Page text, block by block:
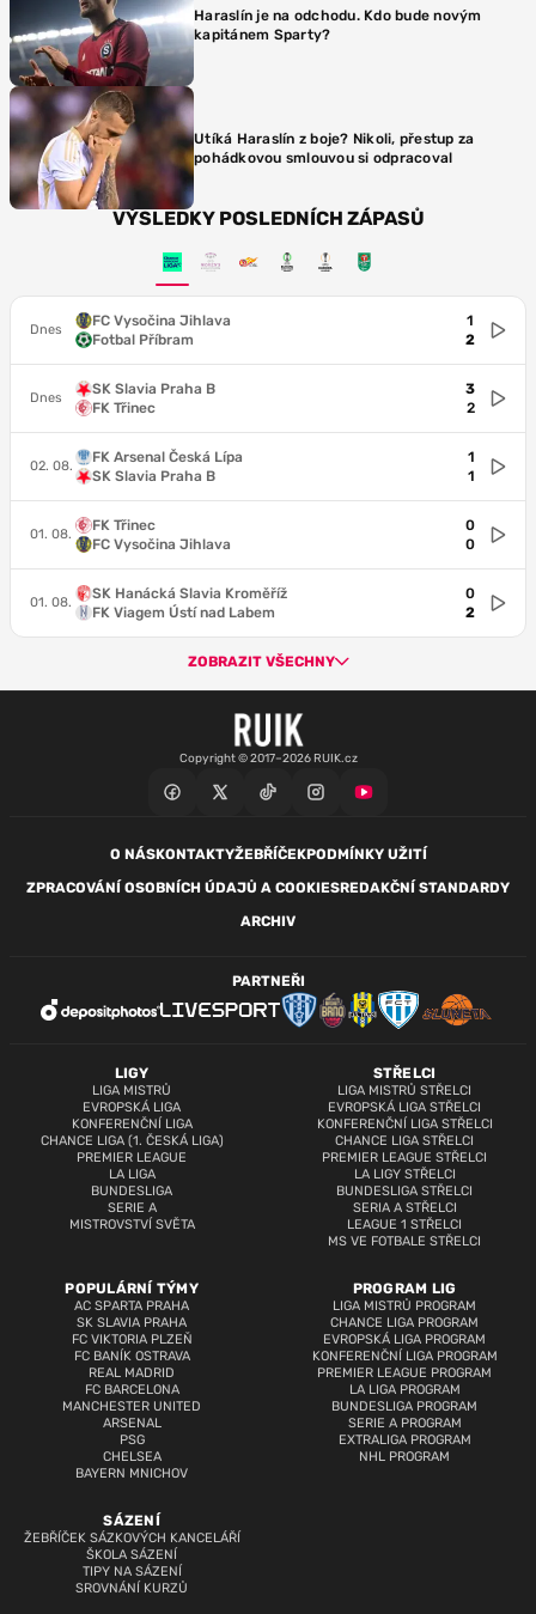
Haraslín je na odchodu. Kdo bude novým
kapitánem Sparty?
Utíká Haraslín z boje? Nikoli, přestup za
pohádkovou smlouvou si odpracoval
VÝSLEDKY POSLEDNÍCH ZÁPASŮ
Dnes
FC Vysočina Jihlava
Fotbal Příbram
1
2
Dnes
SK Slavia Praha B
FK Třinec
3
2
02. 08.
FK Arsenal Česká Lípa
SK Slavia Praha B
1
1
01. 08.
FK Třinec
FC Vysočina Jihlava
0
0
01. 08.
SK Hanácká Slavia Kroměříž
FK Viagem Ústí nad Labem
0
2
ZOBRAZIT VŠECHNY
Copyright © 2017–2026 RUIK.cz
O NÁSKONTAKTYŽEBŘÍČEKPODMÍNKY UŽITÍ
ZPRACOVÁNÍ OSOBNÍCH ÚDAJŮ A COOKIESREDAKČNÍ STANDARDY
ARCHIV
LIGY
LIGA MISTRŮ
EVROPSKÁ LIGA
KONFERENČNÍ LIGA
CHANCE LIGA (1. ČESKÁ LIGA)
PREMIER LEAGUE
LA LIGA
BUNDESLIGA
SERIE A
MISTROVSTVÍ SVĚTA
STŘELCI
LIGA MISTRŮ STŘELCI
EVROPSKÁ LIGA STŘELCI
KONFERENČNÍ LIGA STŘELCI
CHANCE LIGA STŘELCI
PREMIER LEAGUE STŘELCI
LA LIGY STŘELCI
BUNDESLIGA STŘELCI
SERIA A STŘELCI
LEAGUE 1 STŘELCI
MS VE FOTBALE STŘELCI
POPULÁRNÍ TÝMY
AC SPARTA PRAHA
SK SLAVIA PRAHA
FC VIKTORIA PLZEŇ
FC BANÍK OSTRAVA
REAL MADRID
FC BARCELONA
MANCHESTER UNITED
ARSENAL
PSG
CHELSEA
BAYERN MNICHOV
PROGRAM LIG
LIGA MISTRŮ PROGRAM
CHANCE LIGA PROGRAM
EVROPSKÁ LIGA PROGRAM
KONFERENČNÍ LIGA PROGRAM
PREMIER LEAGUE PROGRAM
LA LIGA PROGRAM
BUNDESLIGA PROGRAM
SERIE A PROGRAM
EXTRALIGA PROGRAM
NHL PROGRAM
SÁZENÍ
ŽEBŘÍČEK SÁZKOVÝCH KANCELÁŘÍ
ŠKOLA SÁZENÍ
TIPY NA SÁZENÍ
SROVNÁNÍ KURZŮ
PARTNEŘI